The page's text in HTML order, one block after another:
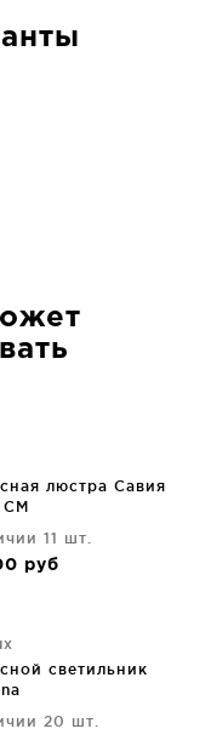
люстра Савия
11 шт.
руб
светильник
20 шт.